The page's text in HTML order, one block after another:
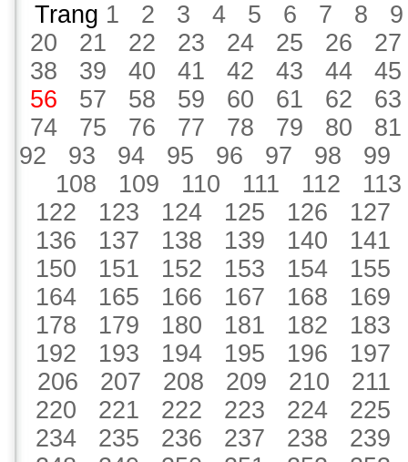
Trang 1 2 3 4 5 6 7 8
9
20
21 22 23 24 25 26
27
38
39 40 41 42 43 44
45
56
57 58 59 60 61 62
63
74
75 76 77 78 79 80
81
92
93 94 95 96 97 98
99
108
109 110 111 112
113
122
123 124 125 126
127
136
137 138 139 140
141
150
151 152 153 154
155
164
165 166 167 168
169
178
179 180 181 182
183
192
193 194 195 196
197
206
207 208 209 210
211
220
221 222 223 224
225
234
235 236 237 238
239